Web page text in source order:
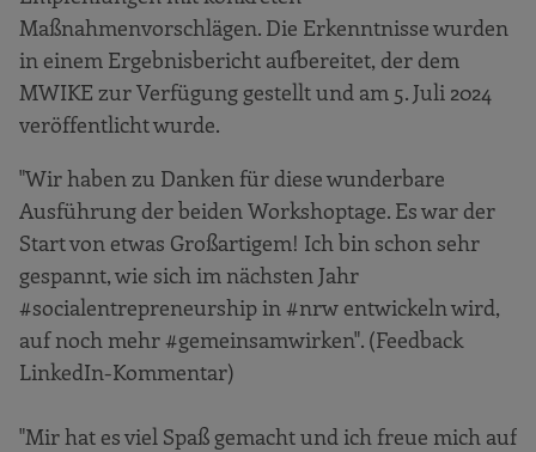
Maßnahmenvorschlägen. Die Erkenntnisse wurden
in einem Ergebnisbericht aufbereitet, der dem
MWIKE zur Verfügung gestellt und am 5. Juli 2024
veröffentlicht wurde.
"Wir haben zu Danken für diese wunderbare
Ausführung der beiden Workshoptage. Es war der
Start von etwas Großartigem! Ich bin schon sehr
gespannt, wie sich im nächsten Jahr
#socialentrepreneurship in #nrw entwickeln wird,
auf noch mehr #gemeinsamwirken". (Feedback
LinkedIn-Kommentar)
"Mir hat es viel Spaß gemacht und ich freue mich auf